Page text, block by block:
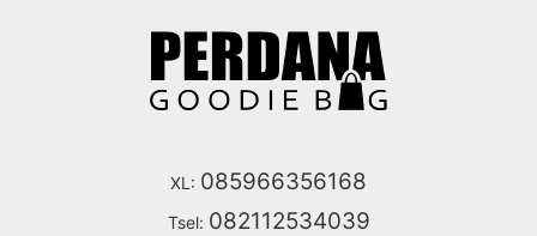
XL: 085966356168
Tsel: 082112534039